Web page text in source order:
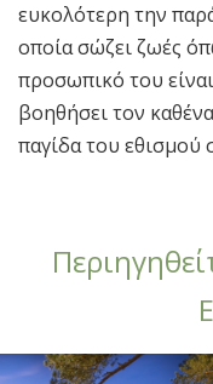
ευκολότερη την
οποία σώζει ζωές
προσωπικό του
βοηθήσει τον
παγίδα του εθισμού